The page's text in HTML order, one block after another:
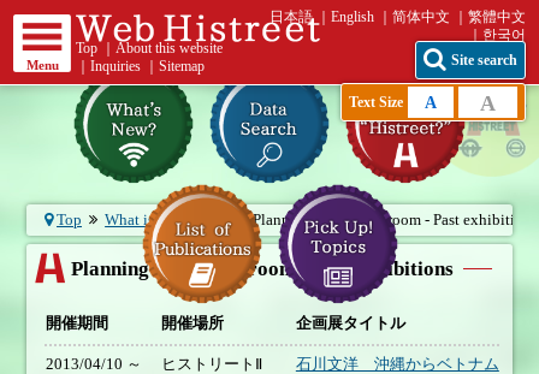
Menu
Top ｜About this website
｜Inquiries ｜Sitemap
日本語 English 简体中文
繁體中文
한국어
Site search
Text Size A A
Top What is “Histreet?” Planning exhibition room - Past exhibitions
Planning exhibition room - Past exhibitions
開催期間 開催場所 企画展タイトル
2013/04/10 ～
ヒストリートⅡ
石川文洋 沖縄からベトナム